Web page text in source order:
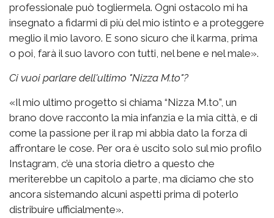
professionale può togliermela. Ogni ostacolo mi ha
insegnato a fidarmi di più del mio istinto e a proteggere
meglio il mio lavoro. E sono sicuro che il karma, prima
o poi, farà il suo lavoro con tutti, nel bene e nel male».
Ci vuoi parlare dell'ultimo "Nizza M.to"?
«Il mio ultimo progetto si chiama “Nizza M.to”, un
brano dove racconto la mia infanzia e la mia città, e di
come la passione per il rap mi abbia dato la forza di
affrontare le cose. Per ora è uscito solo sul mio profilo
Instagram, c’è una storia dietro a questo che
meriterebbe un capitolo a parte, ma diciamo che sto
ancora sistemando alcuni aspetti prima di poterlo
distribuire ufficialmente».